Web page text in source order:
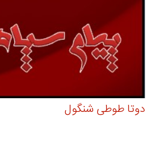
دوتا طوطی شنگول